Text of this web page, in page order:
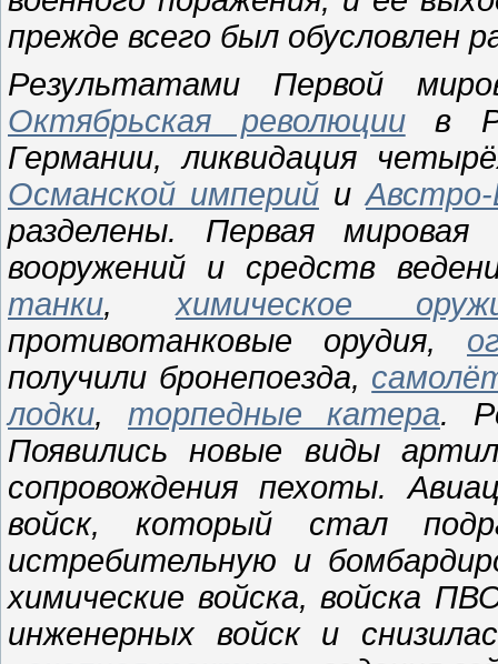
прежде всего был обусловлен
Результатами Первой
Октябрьская революциив
Германии, ликвидация
Османской империй иАвстро-
разделены. Первая мировая
вооружений и средств
танки,химическое
противотанковые орудия,
получили бронепоезда,
лодки, торпедные катера.
Появились новые виды
сопровождения пехоты.
войск, который стал
истребительную и
химические войска, войска
инженерных войск и